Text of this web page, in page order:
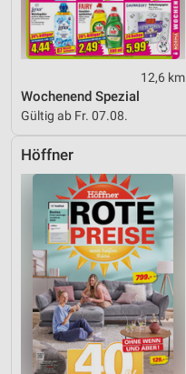
12,6 km
Wochenend Spezial
Gültig ab Fr. 07.08.
Höffner